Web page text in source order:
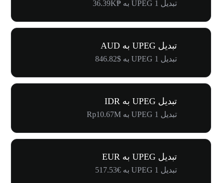
تبدیل 1 UPEG به ₱36.39K
تبدیل UPEG به AUD
تبدیل 1 UPEG به $846.82
تبدیل UPEG به IDR
تبدیل 1 UPEG به Rp10.67M
تبدیل UPEG به EUR
تبدیل 1 UPEG به €517.53